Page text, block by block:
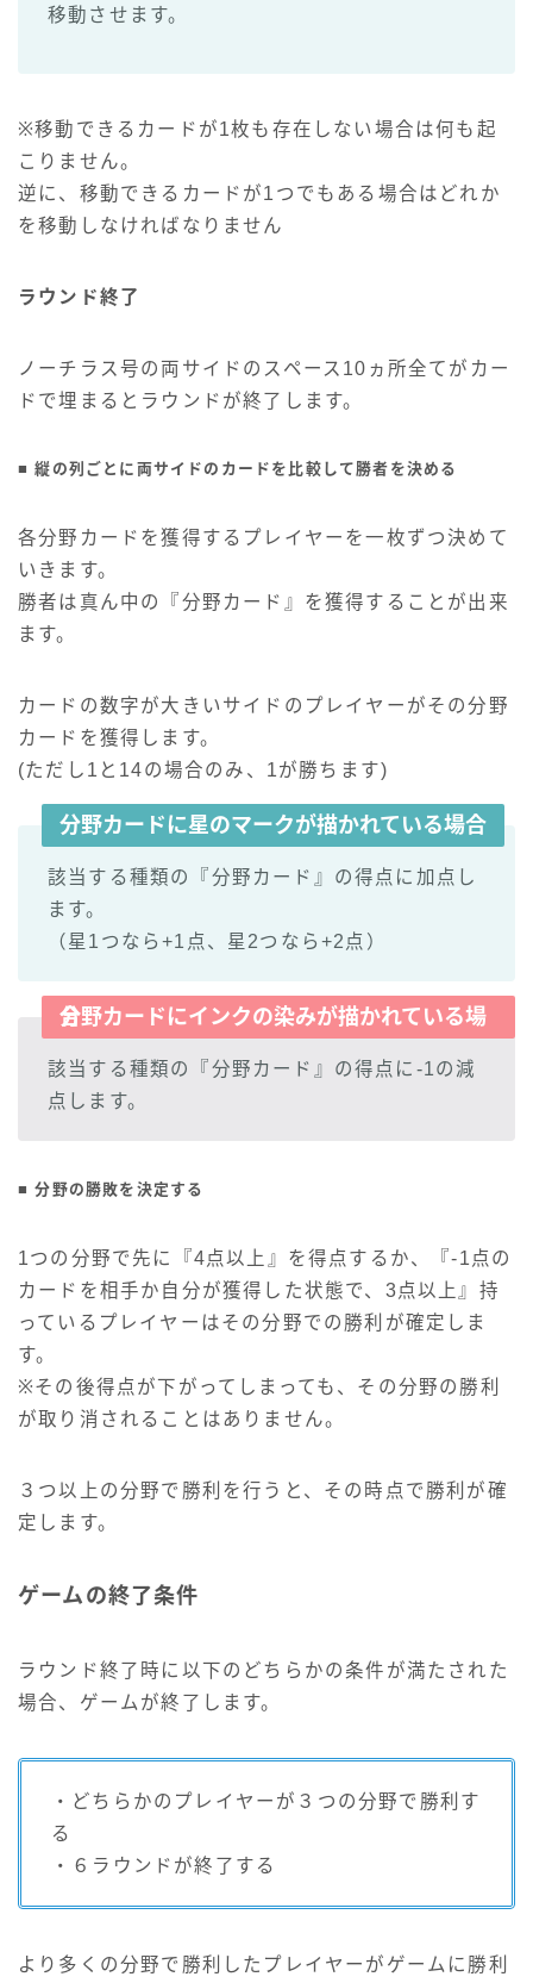
移動させます。
※移動できるカードが1枚も存在しない場合は何も起
こりません。
逆に、移動できるカードが1つでもある場合はどれか
を移動しなければなりません
ラウンド終了
ノーチラス号の両サイドのスペース10ヵ所全てがカー
ドで埋まるとラウンドが終了します。
■ 縦の列ごとに両サイドのカードを比較して勝者を決める
各分野カードを獲得するプレイヤーを一枚ずつ決めて
いきます。
勝者は真ん中の『分野カード』を獲得することが出来
ます。
カードの数字が大きいサイドのプレイヤーがその分野
カードを獲得します。
(ただし1と14の場合のみ、1が勝ちます)
分野カードに星のマークが描かれている場合
該当する種類の『分野カード』の得点に加点し
ます。
（星1つなら+1点、星2つなら+2点）
分野カードにインクの染み
が描かれている場合
該当する種類の『分野カード』の得点に-1の減
点します。
■ 分野の勝敗を決定する
1つの分野で先に『4点以上』を得点するか、『-1点の
カードを相手か自分が獲得した状態で、3点以上』持
っているプレイヤーはその分野での勝利が確定しま
す。
※その後得点が下がってしまっても、その分野の勝利
が取り消されることはありません。
３つ以上の分野で勝利を行うと、その時点で勝利が確
定します。
ゲームの終了条件
ラウンド終了時に以下のどちらかの条件が満たされた
場合、ゲームが終了します。
・どちらかのプレイヤーが３つの分野で勝利す
る
・６ラウンドが終了する
より多くの分野で勝利したプレイヤーがゲームに勝利